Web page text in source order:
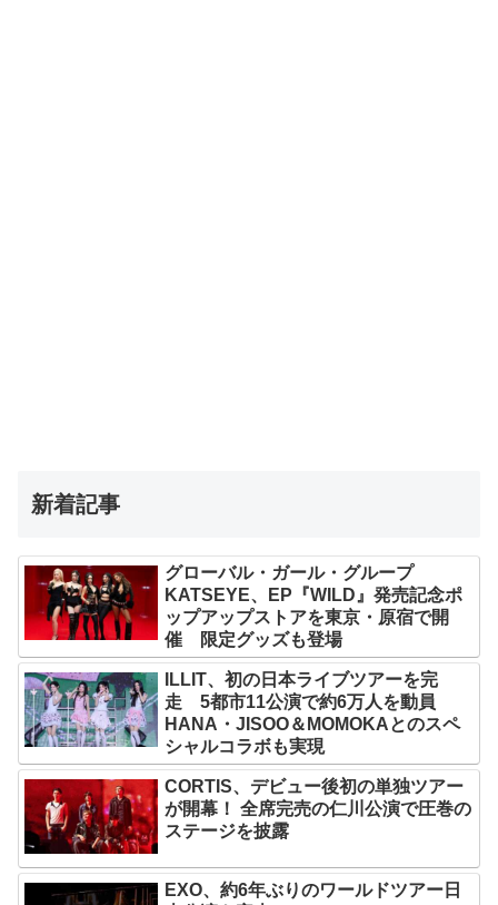
新着記事
グローバル・ガール・グループ
KATSEYE、EP『WILD』発売記念ポ
ップアップストアを東京・原宿で開
催 限定グッズも登場
ILLIT、初の日本ライブツアーを完
走 5都市11公演で約6万人を動員
HANA・JISOO＆MOMOKAとのスペ
シャルコラボも実現
CORTIS、デビュー後初の単独ツアー
が開幕！ 全席完売の仁川公演で圧巻の
ステージを披露
EXO、約6年ぶりのワールドツアー日